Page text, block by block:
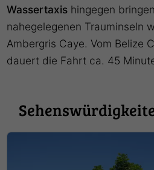
Wassertaxis hingegen
nahegelegenen Trauminseln
Ambergris Caye. Vom Belize
dauert die Fahrt ca. 45